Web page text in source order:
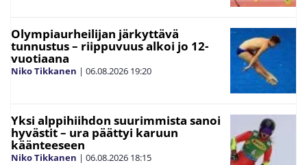
Olympiaurheilijan järkyttävä
tunnustus – riippuvuus alkoi jo 12-
vuotiaana
Niko Tikkanen | 06.08.2026 19:20
Yksi alppihiihdon suurimmista sanoi
hyvästit – ura päättyi karuun
käänteeseen
Niko Tikkanen | 06.08.2026 18:15